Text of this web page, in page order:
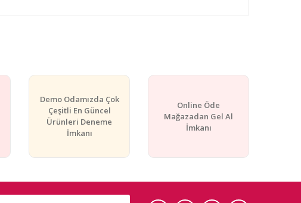
Demo Odamızda Çok
Çeşitli En Güncel
Ürünleri Deneme
İmkanı
Online Öde
Mağazadan Gel Al
İmkanı